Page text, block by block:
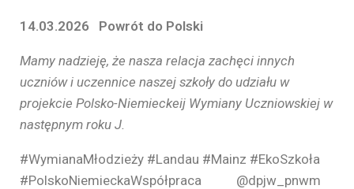
14.03.2026 Powrót do Polski
Mamy nadzieję, że nasza relacja zachęci innych
uczniów i uczennice naszej szkoły do udziału w
projekcie Polsko-Niemieckeij Wymiany Uczniowskiej w
następnym roku J.
#WymianaMłodzieży #Landau #Mainz #EkoSzkoła
#PolskoNiemieckaWspółpraca @dpjw_pnwm